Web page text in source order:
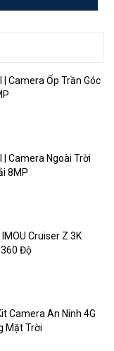
Camera Ốp Trần Góc
| Camera Ngoài Trời
8MP
IMOU Cruiser Z 3K
Độ
Camera An Ninh 4G
Mặt Trời